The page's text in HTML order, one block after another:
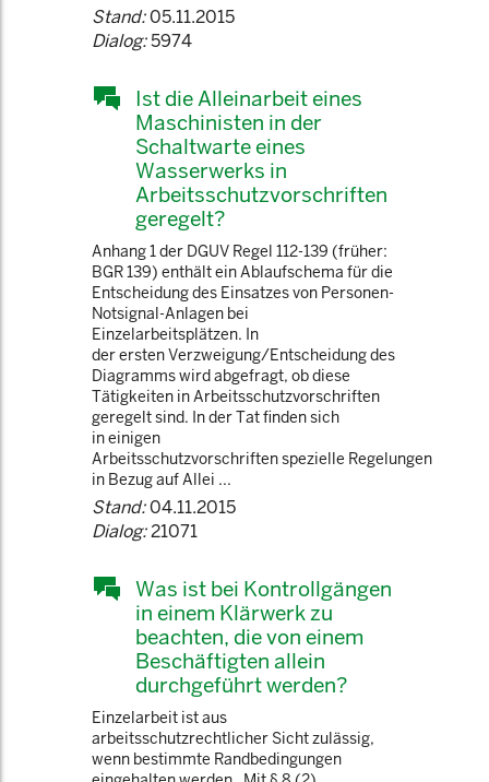
Stand:05.11.2015
Dialog:5974
Ist die Alleinarbeit eines
Maschinisten in der
Schaltwarte eines
Wasserwerks in
Arbeitsschutzvorschriften
geregelt?
Anhang 1 der DGUV Regel 112-139 (früher:
BGR 139) enthält ein Ablaufschema für die
Entscheidung des Einsatzes von Personen-
Notsignal-Anlagen bei
Einzelarbeitsplätzen. In
der ersten Verzweigung/Entscheidung des
Diagramms wird abgefragt, ob diese
Tätigkeiten in Arbeitsschutzvorschriften
geregelt sind. In der Tat finden sich
in einigen
Arbeitsschutzvorschriften spezielle Regelungen
in Bezug auf Allei ...
Stand:04.11.2015
Dialog:21071
Was ist bei Kontrollgängen
in einem Klärwerk zu
beachten, die von einem
Beschäftigten allein
durchgeführt werden?
Einzelarbeit ist aus
arbeitsschutzrechtlicher Sicht zulässig,
wenn bestimmte Randbedingungen